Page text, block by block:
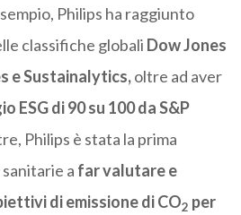
Philips ha raggiunto
classifiche globali Dow Jones
e Sustainalytics,oltre ad aver
ESG di 90 su 100 da S&P
Philips è stata la prima
a farvalutare e
di emissione di CO2 per